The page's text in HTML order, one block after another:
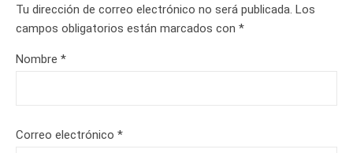
Tu dirección de correo electrónico no será publicada. Los
campos obligatorios están marcados con *
Nombre *
Correo electrónico *